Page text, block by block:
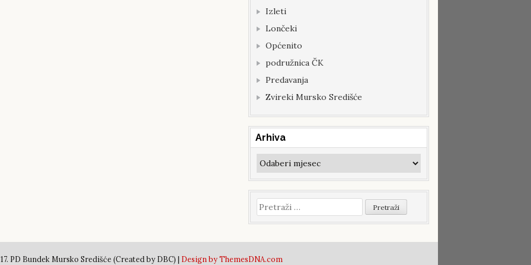
Izleti
Lončeki
Općenito
podružnica ČK
Predavanja
Zvireki Mursko Središće
Arhiva
Arhiva
Pretraži:
PD Bundek Mursko Središće (Created by DBC) | Design by ThemesDNA.com